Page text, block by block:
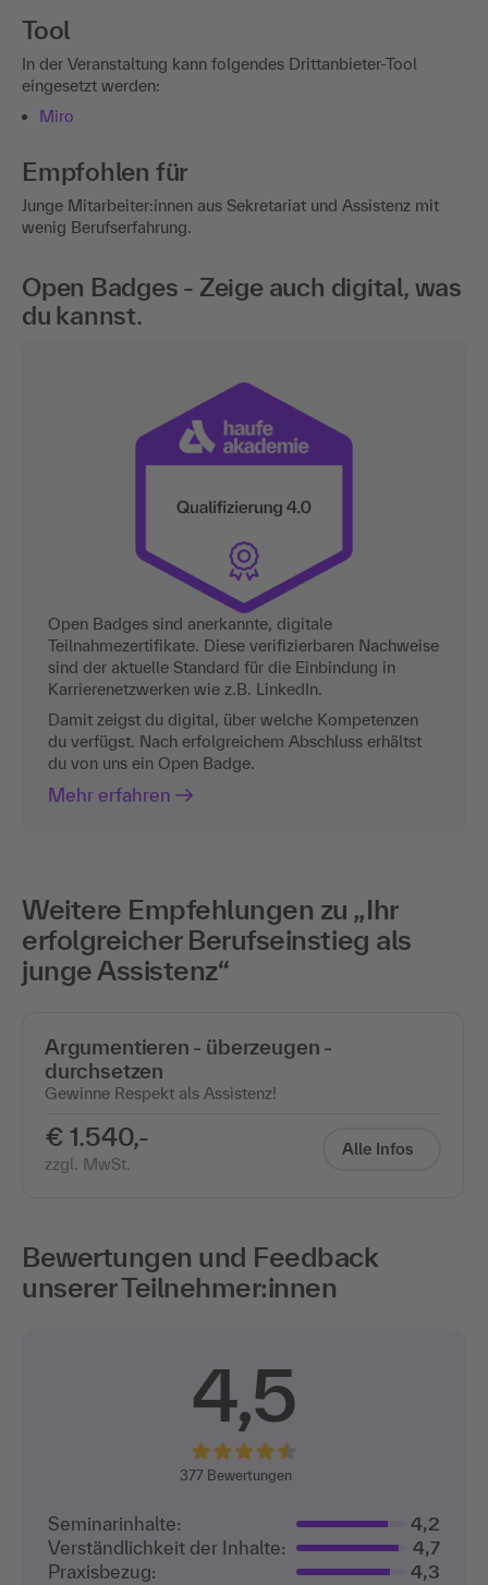
Tool
In der Veranstaltung kann folgendes Drittanbieter-Tool
eingesetzt werden:
Miro
Empfohlen für
Junge Mitarbeiter:innen aus Sekretariat und Assistenz mit
wenig Berufserfahrung.
Open Badges - Zeige auch digital, was
du kannst.
Open Badges sind anerkannte, digitale
Teilnahmezertifikate. Diese verifizierbaren Nachweise
sind der aktuelle Standard für die Einbindung in
Karrierenetzwerken wie z.B. LinkedIn.
Damit zeigst du digital, über welche Kompetenzen
du verfügst. Nach erfolgreichem Abschluss erhältst
du von uns ein Open Badge.
Mehr erfahren
Weitere Empfehlungen zu „Ihr
erfolgreicher Berufseinstieg als
junge Assistenz“
Argumentieren - überzeugen -
durchsetzen
Gewinne Respekt als Assistenz!
€ 1.540,-
zzgl. MwSt.
Alle Infos
Bewertungen und Feedback
unserer Teilnehmer:innen
4,5
377 Bewertungen
Seminarinhalte:
4,2
Verständlichkeit der Inhalte:
4,7
Praxisbezug:
4,3